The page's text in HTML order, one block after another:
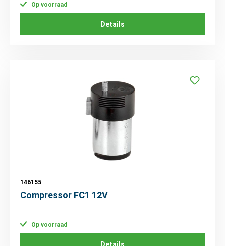
Op voorraad
Details
146155
Compressor FC1 12V
Op voorraad
Details